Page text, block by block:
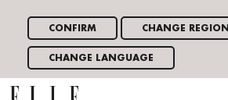
CONFIRM CHANGE REGION
CHANGE LANGUAGE